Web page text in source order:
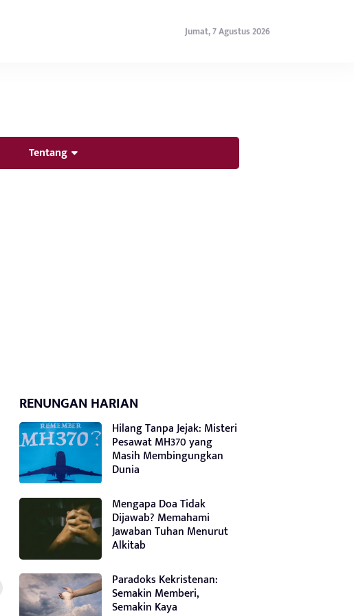
Jumat, 7 Agustus 2026
Tentang
RENUNGAN HARIAN
Hilang Tanpa Jejak: Misteri
Pesawat MH370 yang
Masih Membingungkan
Dunia
Mengapa Doa Tidak
Dijawab? Memahami
Jawaban Tuhan Menurut
Alkitab
Paradoks Kekristenan:
Semakin Memberi,
Semakin Kaya